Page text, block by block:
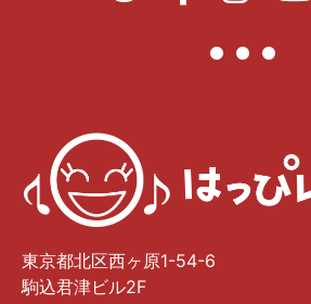
東京都北区西ヶ原1-54-6
駒込君津ビル2F